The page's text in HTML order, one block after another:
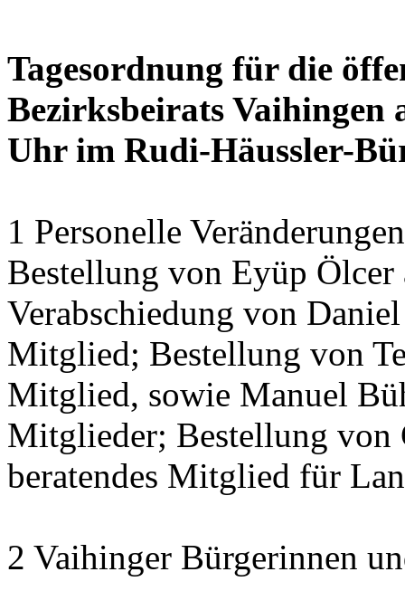
Tagesordnung für die
Bezirksbeirats Vaihingen
Uhr im Rudi-Häussler-
1 Personelle
Bestellung von Eyüp
Verabschiedung von
Mitglied; Bestellung von
Mitglied, sowie Manuel
Mitglieder; Bestellung von
beratendes Mitglied für
2 Vaihinger Bürgerinnen